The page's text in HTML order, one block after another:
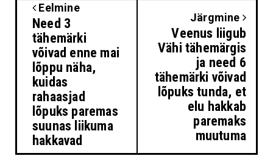
Eelmine
Need 3
tähemärki
võivad enne mai
lõppu näha,
kuidas
rahaasjad
lõpuks paremas
suunas liikuma
hakkavad
Järgmine
Veenus liigub
Vähi tähemärgis
ja need 6
tähemärki võivad
lõpuks tunda, et
elu hakkab
paremaks
muutuma